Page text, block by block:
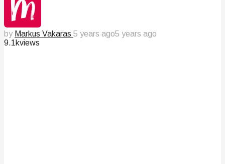
by Markus Vakaras 5 years ago5 years ago
9.1kviews